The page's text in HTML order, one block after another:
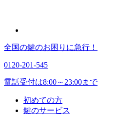
全国の鍵のお困りに急行！
0120-201-545
電話受付は8:00～23:00まで
初めての方
鍵のサービス